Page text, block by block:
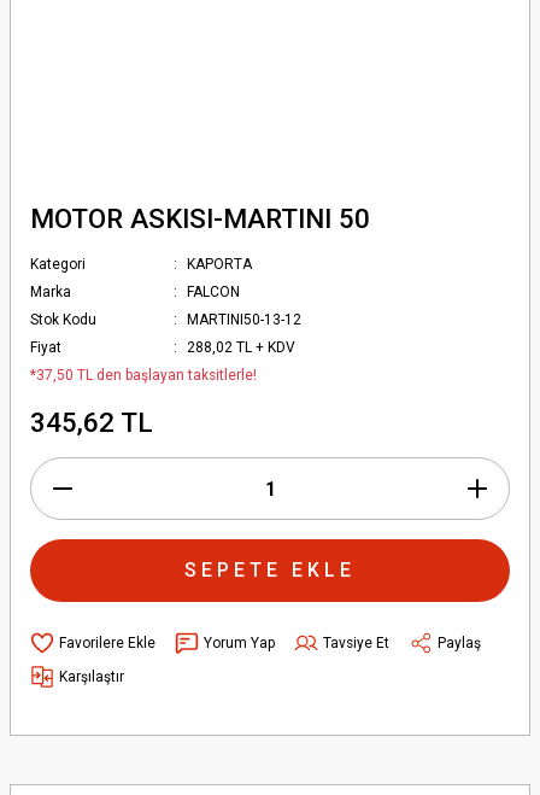
MOTOR ASKISI-MARTINI 50
Kategori
KAPORTA
Marka
FALCON
Stok Kodu
MARTINI50-13-12
Fiyat
288,02 TL + KDV
*37,50 TL den başlayan taksitlerle!
345,62 TL
SEPETE EKLE
Yorum Yap Tavsiye Et
Paylaş
Karşılaştır